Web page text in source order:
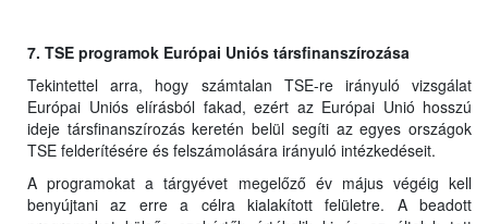
7. TSE programok Európai Uniós társfinanszírozása
Tekintettel arra, hogy számtalan TSE-re irányuló vizsgálat
Európai Uniós elírásból fakad, ezért az Európai Unió hosszú
ideje társfinanszírozás keretén belül segíti az egyes országok
TSE felderítésére és felszámolására irányuló intézkedéseit.
A programokat a tárgyévet megelőző év május végéig kell
benyújtani az erre a célra kialakított felületre. A beadott